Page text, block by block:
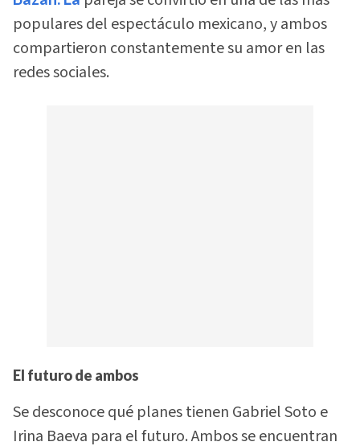
populares del espectáculo mexicano, y ambos
compartieron constantemente su amor en las
redes sociales.
El futuro de ambos
Se desconoce qué planes tienen Gabriel Soto e
Irina Baeva para el futuro. Ambos se encuentran